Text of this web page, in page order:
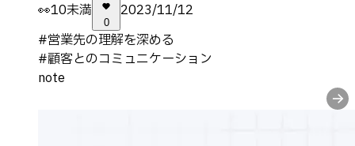
👀10未満
0
2023/11/12
#営業先の理解を深める
#顧客とのコミュニケーション
note